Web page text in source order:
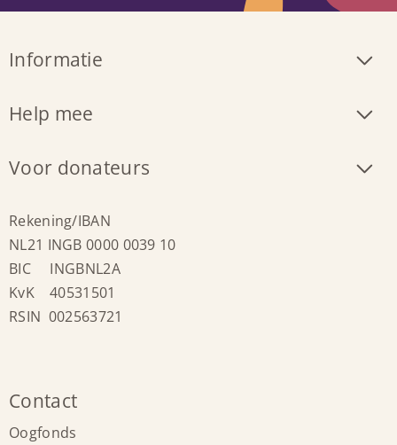
Informatie
Help mee
Voor donateurs
Rekening/IBAN
NL21 INGB 0000 0039 10
BIC INGBNL2A
KvK 40531501
RSIN 002563721
Contact
Oogfonds